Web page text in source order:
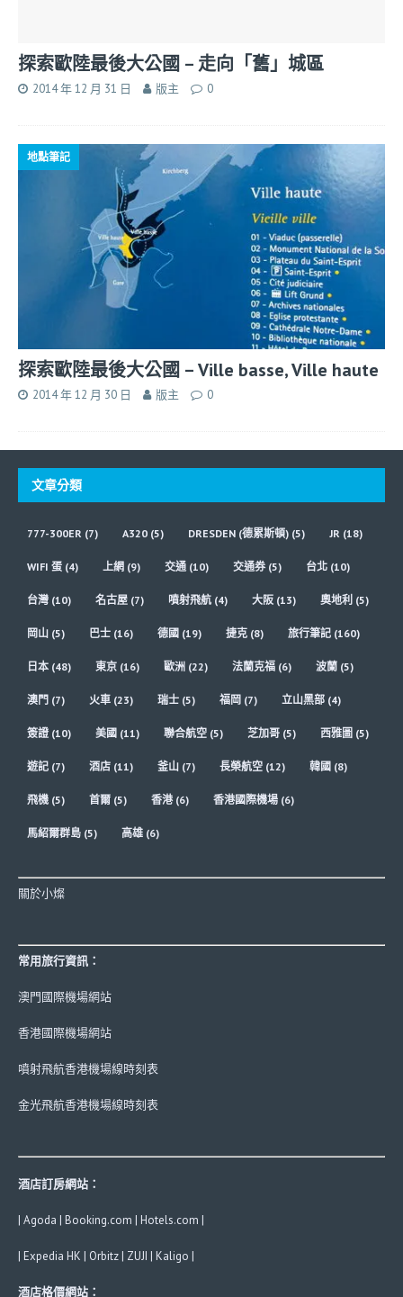
探索歐陸最後大公國 – 走向「舊」城區
2014 年 12 月 31 日 版主 0
地點筆記
探索歐陸最後大公國 – Ville basse, Ville haute
2014 年 12 月 30 日 版主 0
文章分類
777-300ER (7) A320 (5) DRESDEN (德累斯頓) (5) JR (18)
WIFI 蛋 (4) 上網 (9) 交通 (10) 交通券(5) 台北 (10)
台灣 (10) 名古屋 (7) 噴射飛航 (4) 大阪 (13) 奧地利 (5)
岡山 (5) 巴士 (16) 德國 (19) 捷克 (8) 旅行筆記 (160)
日本 (48) 東京 (16) 歐洲 (22) 法蘭克福 (6) 波蘭 (5)
澳門 (7) 火車 (23) 瑞士 (5) 福岡 (7) 立山黑部 (4)
簽證 (10) 美國 (11) 聯合航空 (5) 芝加哥 (5) 西雅圖 (5)
遊記 (7) 酒店 (11) 釜山 (7) 長榮航空 (12) 韓國 (8)
飛機 (5) 首爾 (5) 香港(6) 香港國際機場 (6)
馬紹爾群島 (5) 高雄 (6)
關於小燦
常用旅行資訊：
澳門國際機場網站
香港國際機場網站
噴射飛航香港機場線時刻表
金光飛航香港機場線時刻表
酒店訂房網站：
| Agoda | Booking.com | Hotels.com |
| Expedia HK | Orbitz | ZUJI | Kaligo |
酒店格價網站：